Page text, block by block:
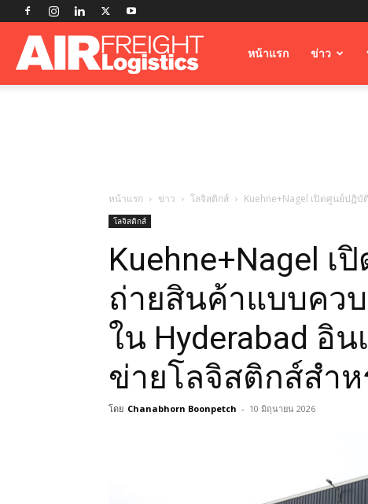
Airfreightหน้าแรก ข่าว
หน้าแรก ข่าว โลจิสติกส์ Kuehne+Nagel เปิดศูนย์ปฏิ
โลจิสติกส์
Kuehne+Nagel
ถ่ายสินค้าแบบคว
ใน Hyderabad อิ
ข่ายโลจิสติกส์สำ
โดย Chanabhorn Boonpetch - 10 มิถุนายน 2026